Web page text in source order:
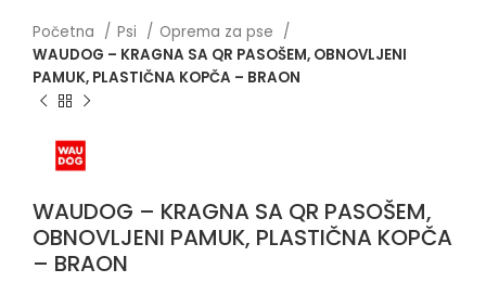
Početna Psi
Oprema za pse
WAUDOG – KRAGNA SA QR PASOŠEM, OBNOVLJENI
PAMUK, PLASTIČNA KOPČA – BRAON
WAUDOG – KRAGNA SA QR PASOŠEM,
OBNOVLJENI PAMUK, PLASTIČNA KOPČA
– BRAON